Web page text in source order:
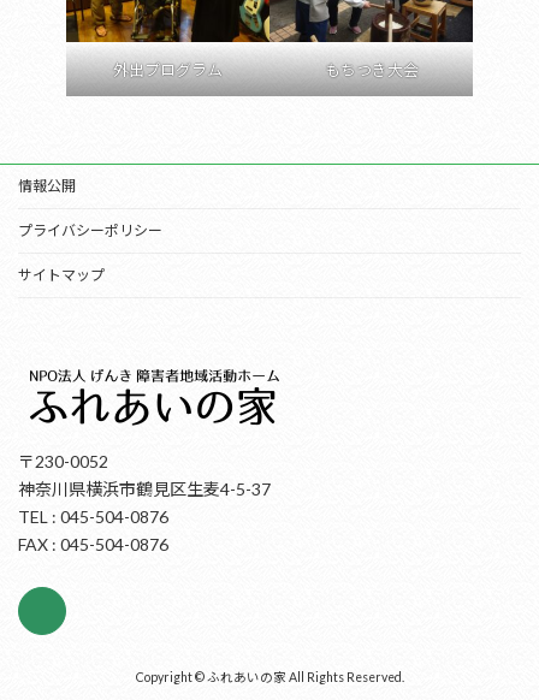
外出プログラム もちつき大会
情報公開
プライバシーポリシー
サイトマップ
〒230-0052
神奈川県横浜市鶴見区生麦4-5-37
TEL : 045-504-0876
FAX : 045-504-0876
Copyright © ふれあいの家 All Rights Reserved.